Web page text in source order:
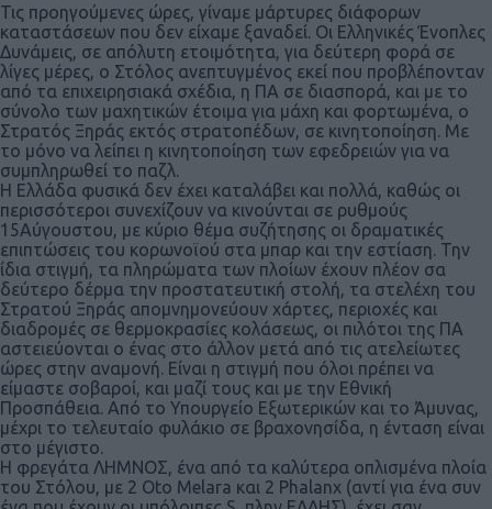
Τις προηγούμενες ώρες, γίναμε μάρτυρες διάφορων
καταστάσεων που δεν είχαμε ξαναδεί. Οι Ελληνικές Ένοπλες
Δυνάμεις, σε απόλυτη ετοιμότητα, για δεύτερη φορά σε
λίγες μέρες, ο Στόλος ανεπτυγμένος εκεί που προβλέπονταν
από τα επιχειρησιακά σχέδια, η ΠΑ σε διασπορά, και με το
σύνολο των μαχητικών έτοιμα για μάχη και φορτωμένα, ο
Στρατός Ξηράς εκτός στρατοπέδων, σε κινητοποίηση. Με
το μόνο να λείπει η κινητοποίηση των εφεδρειών για να
συμπληρωθεί το παζλ.
Η Ελλάδα φυσικά δεν έχει καταλάβει και πολλά, καθώς οι
περισσότεροι συνεχίζουν να κινούνται σε ρυθμούς
15Αύγουστου, με κύριο θέμα συζήτησης οι δραματικές
επιπτώσεις του κορωνοϊού στα μπαρ και την εστίαση. Την
ίδια στιγμή, τα πληρώματα των πλοίων έχουν πλέον σα
δεύτερο δέρμα την προστατευτική στολή, τα στελέχη του
Στρατού Ξηράς απομνημονεύουν χάρτες, περιοχές και
διαδρομές σε θερμοκρασίες κολάσεως, οι πιλότοι της ΠΑ
αστειεύονται ο ένας στο άλλον μετά από τις ατελείωτες
ώρες στην αναμονή. Είναι η στιγμή που όλοι πρέπει να
είμαστε σοβαροί, και μαζί τους και με την Εθνική
Προσπάθεια. Από το Υπουργείο Εξωτερικών και το Άμυνας,
μέχρι το τελευταίο φυλάκιο σε βραχονησίδα, η ένταση είναι
στο μέγιστο.
Η φρεγάτα ΛΗΜΝΟΣ, ένα από τα καλύτερα οπλισμένα πλοία
του Στόλου, με 2 Oto Melara και 2 Phalanx (αντί για ένα συν